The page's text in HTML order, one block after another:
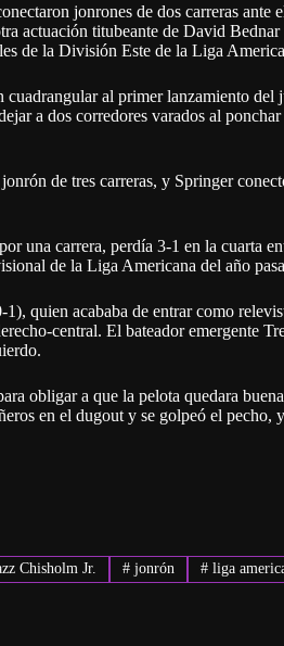
jonrones de dos carreras ante
actuación titubeante de David
de la División Este de la Liga
al primer lanzamiento
a dos corredores varados al
de tres carreras, y Springer
una carrera, perdía 3-1 en la cuarta
de la Liga Americana del año
quien acababa de entrar como
central. El bateador emergente
obligar a que la pelota quedara
en el dugout y se golpeó el pecho,
Chisholm Jr. # jonrón #liga